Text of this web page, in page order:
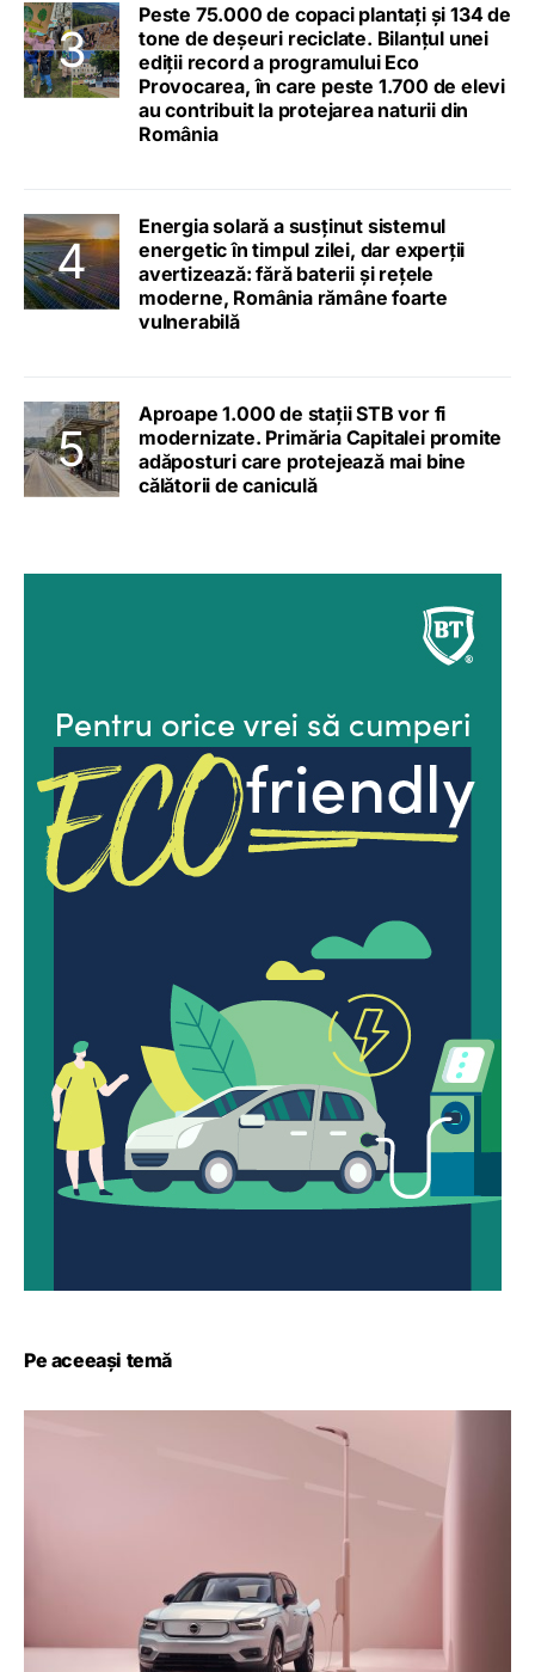
Peste 75.000 de copaci plantați și 134 de
tone de deșeuri reciclate. Bilanțul unei
ediții record a programului Eco
Provocarea, în care peste 1.700 de elevi
au contribuit la protejarea naturii din
România
Energia solară a susținut sistemul
energetic în timpul zilei, dar experții
avertizează: fără baterii și rețele
moderne, România rămâne foarte
vulnerabilă
Aproape 1.000 de stații STB vor fi
modernizate. Primăria Capitalei promite
adăposturi care protejează mai bine
călătorii de caniculă
Pe aceeași temă